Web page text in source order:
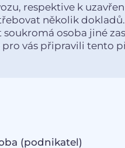
respektive k
několik
osoba jiné
pro vás připravili tento
(podnikatel)